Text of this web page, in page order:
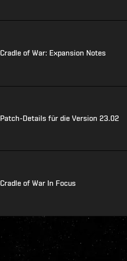
Cradle of War: Expansion Notes
Patch-Details für die Version 23.02
Cradle of War In Focus